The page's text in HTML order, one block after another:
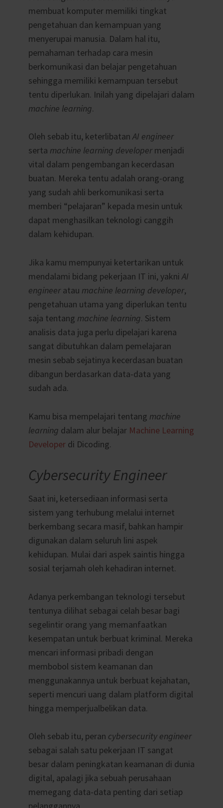
membuat komputer memiliki tingkat
pengetahuan dan kemampuan yang
menyerupai manusia. Dalam hal itu,
pemahaman terhadap cara mesin
berkomunikasi dan belajar pengetahuan
sehingga memiliki kemampuan tersebut
tentu diperlukan. Inilah yang dipelajari dalam
machine learning.
Oleh sebab itu, keterlibatanAI engineer
serta machine learning developermenjadi
vital dalam pengembangan kecerdasan
buatan. Mereka tentu adalah orang-orang
yang sudah ahli berkomunikasi serta
memberi “pelajaran” kepada mesin untuk
dapat menghasilkan teknologi canggih
dalam kehidupan.
Jika kamu mempunyai ketertarikan untuk
mendalami bidang pekerjaan IT ini, yakniAI
engineeratau machine learning developer,
pengetahuan utama yang diperlukan tentu
saja tentang machine learning. Sistem
analisis data juga perlu dipelajari karena
sangat dibutuhkan dalam pemelajaran
mesin sebab sejatinya kecerdasan buatan
dibangun berdasarkan data-data yang
sudah ada.
Kamu bisa mempelajari tentang machine
learning dalam alur belajar Machine Learning
Developerdi Dicoding.
Cybersecurity Engineer
Saat ini, ketersediaan informasi serta
sistem yang terhubung melalui internet
berkembang secara masif, bahkan hampir
digunakan dalam seluruh lini aspek
kehidupan. Mulai dari aspek saintis hingga
sosial terjamah oleh kehadiran internet.
Adanya perkembangan teknologi tersebut
tentunya dilihat sebagai celah besar bagi
segelintir orang yang memanfaatkan
kesempatan untuk berbuat kriminal. Mereka
mencari informasi pribadi dengan
membobol sistem keamanan dan
menggunakannya untuk berbuat kejahatan,
seperti mencuri uang dalam platform digital
hingga memperjualbelikan data.
Oleh sebab itu, peran cybersecurity engineer
sebagai salah satu pekerjaan IT sangat
besar dalam peningkatan keamanan di dunia
digital, apalagi jika sebuah perusahaan
memegang data-data penting dari setiap